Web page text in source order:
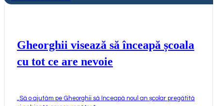
Gheorghii visează să înceapă școala
cu tot ce are nevoie
Să o ajutăm pe Gheorghii să înceapă noul an școlar pregătită